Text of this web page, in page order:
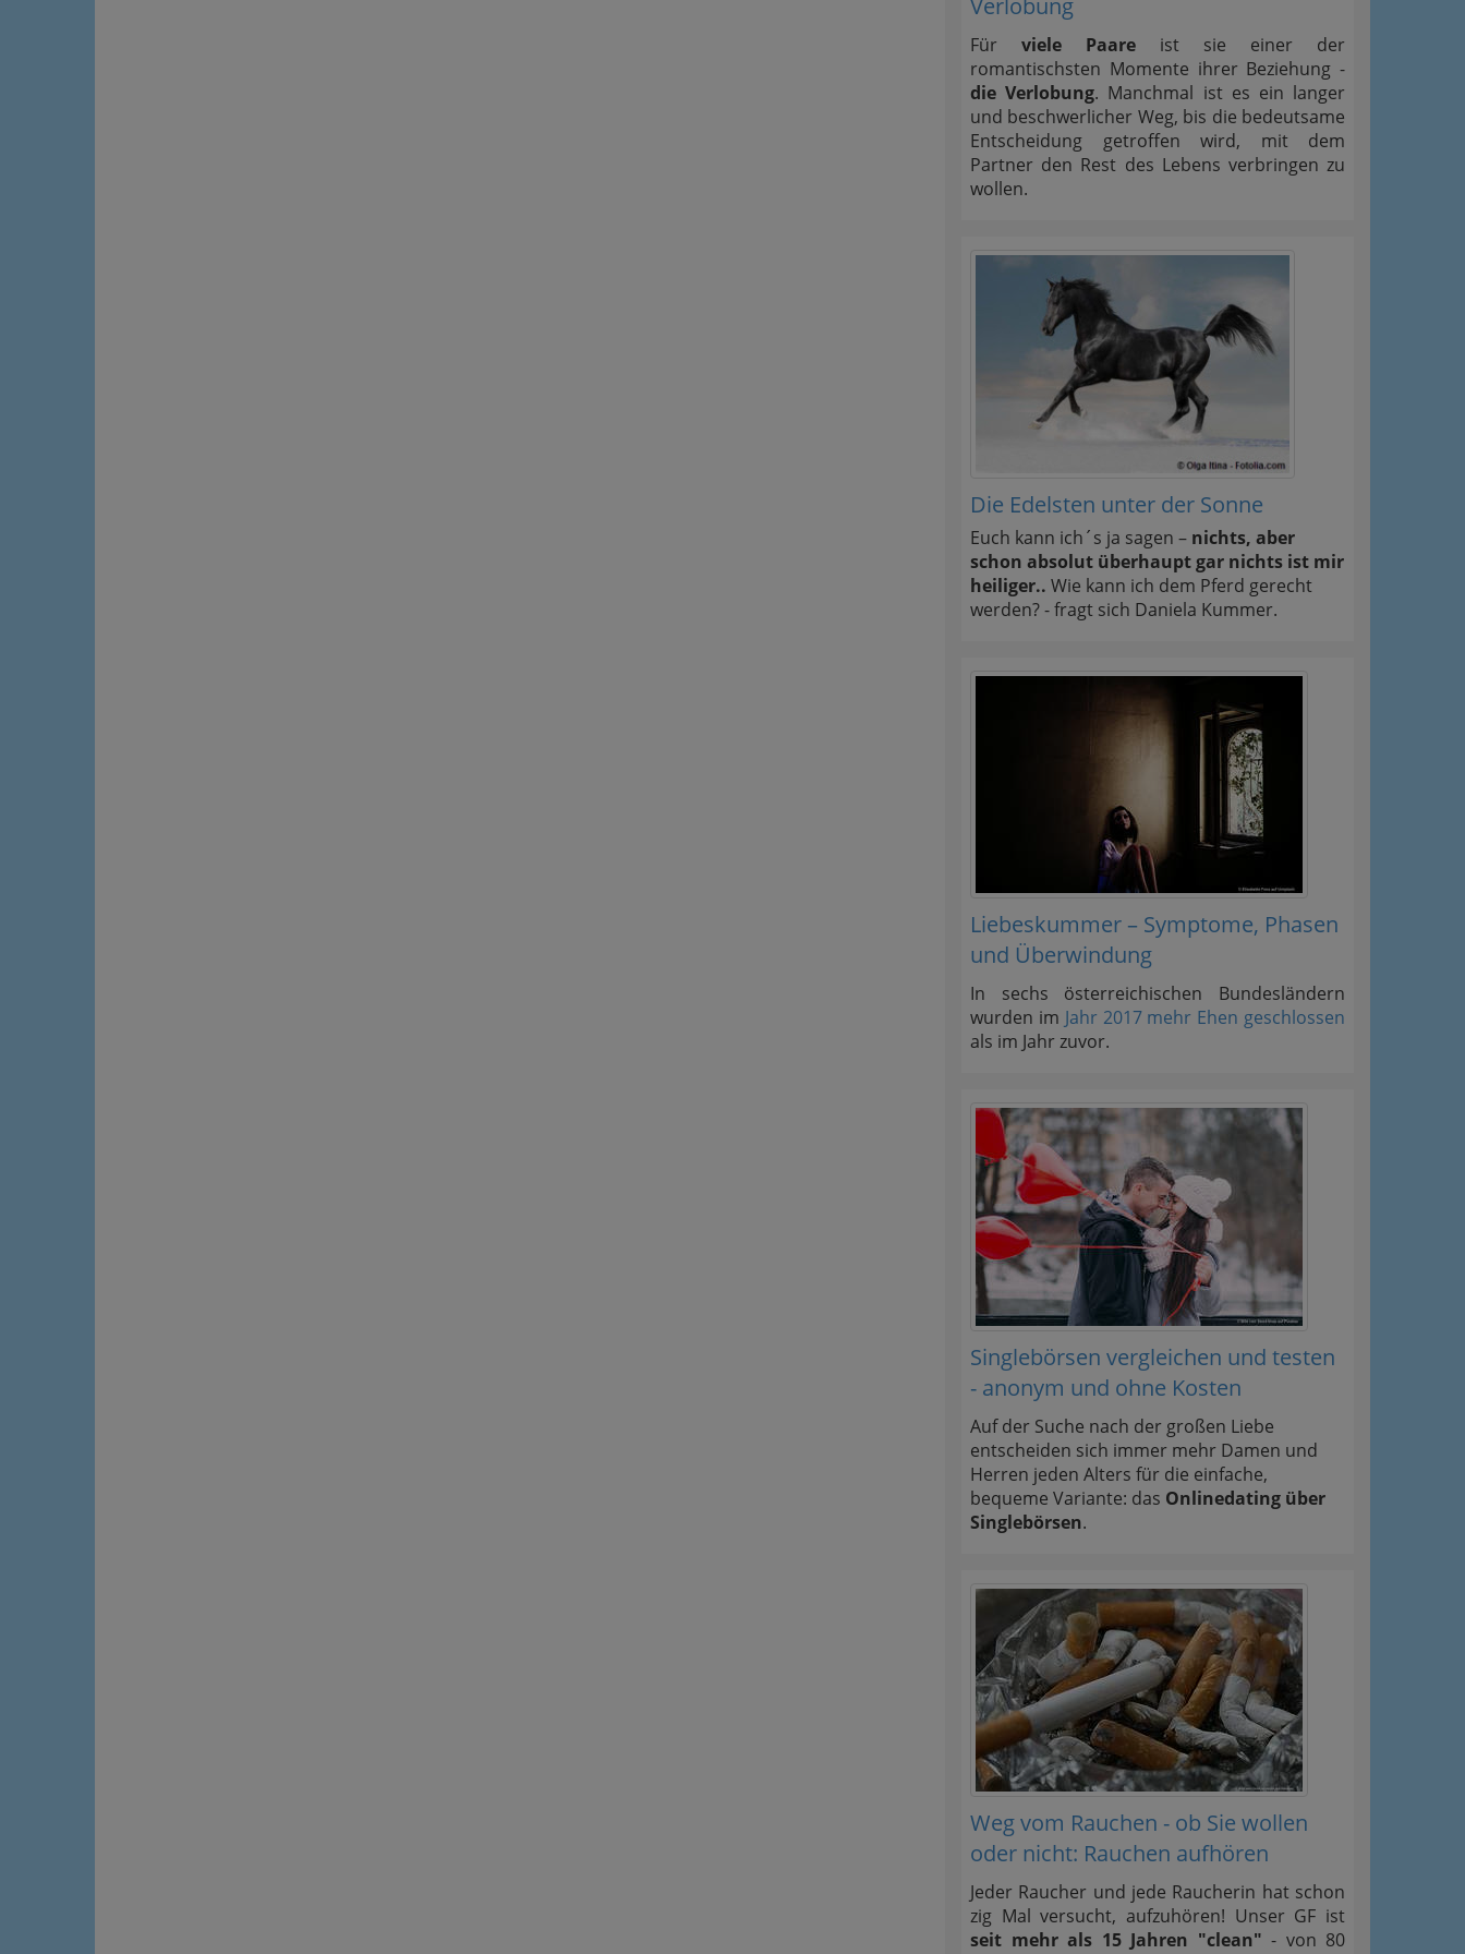
Für viele Paare ist sie einer der
romantischsten Momente ihrer Beziehung -
die Verlobung. Manchmal ist es ein langer
und beschwerlicher Weg, bis die bedeutsame
Entscheidung getroffen wird, mit dem
Partner den Rest des Lebens verbringen zu
wollen.
Die Edelsten unter der Sonne
Euch kann ich´s ja sagen – nichts, aber
schon absolut überhaupt gar nichts ist mir
heiliger.. Wie kann ich dem Pferd gerecht
werden? - fragt sich Daniela Kummer.
Liebeskummer – Symptome, Phasen
und Überwindung
In sechs österreichischen Bundesländern
wurden im Jahr 2017 mehr Ehen geschlossen
als im Jahr zuvor.
Singlebörsen vergleichen und testen
- anonym und ohne Kosten
Auf der Suche nach der großen Liebe
entscheiden sich immer mehr Damen und
Herren jeden Alters für die einfache,
bequeme Variante: das Onlinedating über
Singlebörsen.
Weg vom Rauchen - ob Sie wollen
oder nicht: Rauchen aufhören
Jeder Raucher und jede Raucherin hat schon
zig Mal versucht, aufzuhören! Unser GF ist
seit mehr als 15 Jahren "clean" - von 80